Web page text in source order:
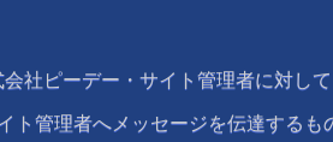
社ピーデー・サイト管理者に対し
ト管理者へメッセージを伝達する